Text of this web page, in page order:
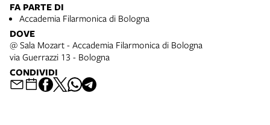
FA PARTE DI
Accademia Filarmonica di Bologna
DOVE
@ Sala Mozart - Accademia Filarmonica di Bologna
via Guerrazzi 13 - Bologna
CONDIVIDI